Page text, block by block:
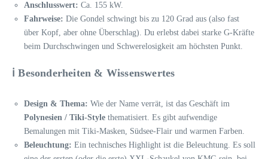
Anschlusswert: Ca. 155 kW.
Fahrweise: Die Gondel schwingt bis zu 120 Grad aus (also fast
über Kopf, aber ohne Überschlag). Du erlebst dabei starke G-Kräfte
beim Durchschwingen und Schwerelosigkeit am höchsten Punkt.
ℹ️ Besonderheiten & Wissenswertes
Design & Thema: Wie der Name verrät, ist das Geschäft im
Polynesien / Tiki-Style thematisiert. Es gibt aufwendige
Bemalungen mit Tiki-Masken, Südsee-Flair und warmen Farben.
Beleuchtung: Ein technisches Highlight ist die Beleuchtung. Es soll